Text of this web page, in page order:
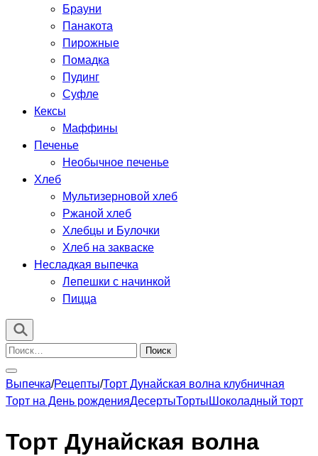
Брауни
Панакота
Пирожные
Помадка
Пудинг
Суфле
Кексы
Маффины
Печенье
Необычное печенье
Хлеб
Мультизерновой хлеб
Ржаной хлеб
Хлебцы и Булочки
Хлеб на закваске
Несладкая выпечка
Лепешки с начинкой
Пицца
Найти:
Выпечка/Рецепты/Торт Дунайская волна клубничная
Торт на День рожденияДесертыТорты Шоколадный торт
Торт Дунайская волна